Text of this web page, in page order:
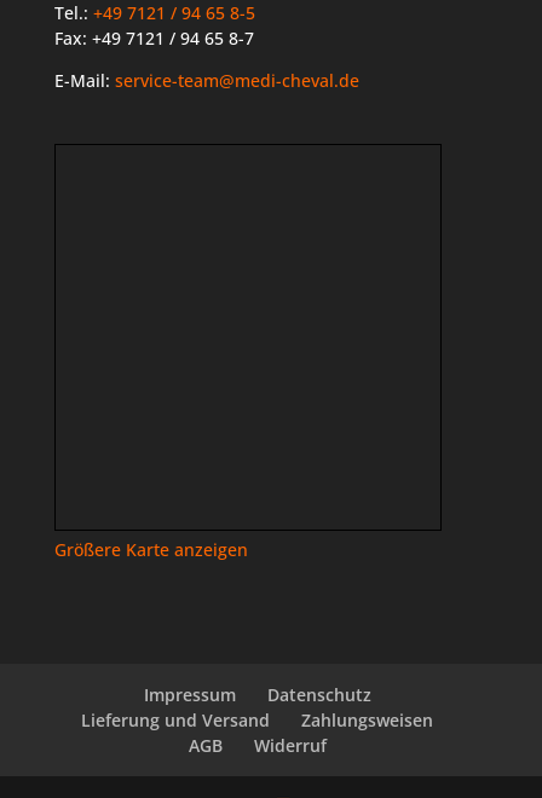
Tel.: +49 7121 / 94 65 8-5
Fax: +49 7121 / 94 65 8-7
E-Mail: service-team@medi-cheval.de
Größere Karte anzeigen
Impressum
Datenschutz
Lieferung und Versand
Zahlungsweisen
AGB
Widerruf